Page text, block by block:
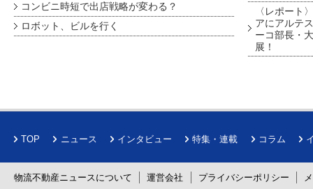
コンビニ時短で出店戦略が変わる？
ロボット、ビルを行く
〈レポート
アにアルテ
ーコ部長・
展！
TOP ニュース インタビュー 特集・連載 コラム
物流不動産ニュースについて 運営会社 プライバシーポリシー